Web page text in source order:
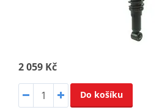
2 059 Kč
Do košíku